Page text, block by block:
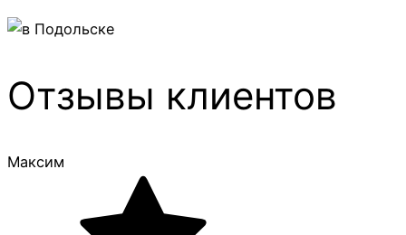
Отзывы клиентов
Максим